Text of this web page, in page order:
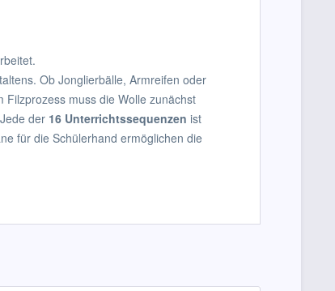
Ob Jonglierbälle, Armreifen oder
muss die Wolle zunächst
der 16 Unterrichtssequenzen ist
für die Schülerhand ermöglichen die